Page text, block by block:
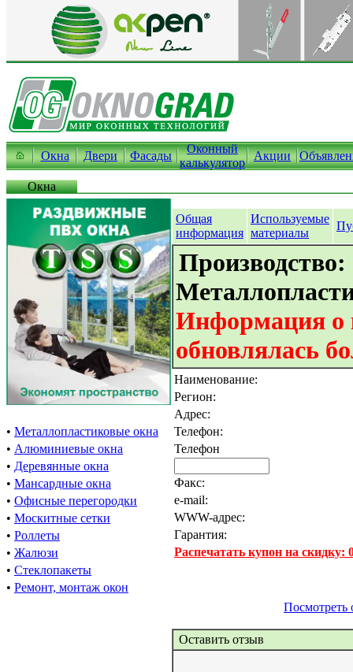
Окна Двери Фасады
Оконный
калькулятор
Акции
Окна
• Металлопластиковые окна
• Алюминиевые окна
• Деревянные окна
• Мансардные окна
• Офисные перегородки
• Москитные сетки
• Роллеты
• Жалюзи
• Стеклопакеты
• Ремонт, монтаж окон
Общая
информация
Используемые
материалы
Производство:
Информация о
обновлялась
Наименование:
Регион:
Адрес:
Телефон:
Телефон
Факс:
e-mail:
WWW-адрес:
Гарантия:
Распечатать купон на скидку:
Посмотреть
Оставить отзыв